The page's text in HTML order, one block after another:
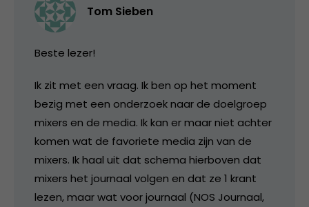
Tom Sieben
Beste lezer!
Ik zit met een vraag. Ik ben op het moment
bezig met een onderzoek naar de doelgroep
mixers en de media. Ik kan er maar niet achter
komen wat de favoriete media zijn van de
mixers. Ik haal uit dat schema hierboven dat
mixers het journaal volgen en dat ze 1 krant
lezen, maar wat voor journaal (NOS Journaal,